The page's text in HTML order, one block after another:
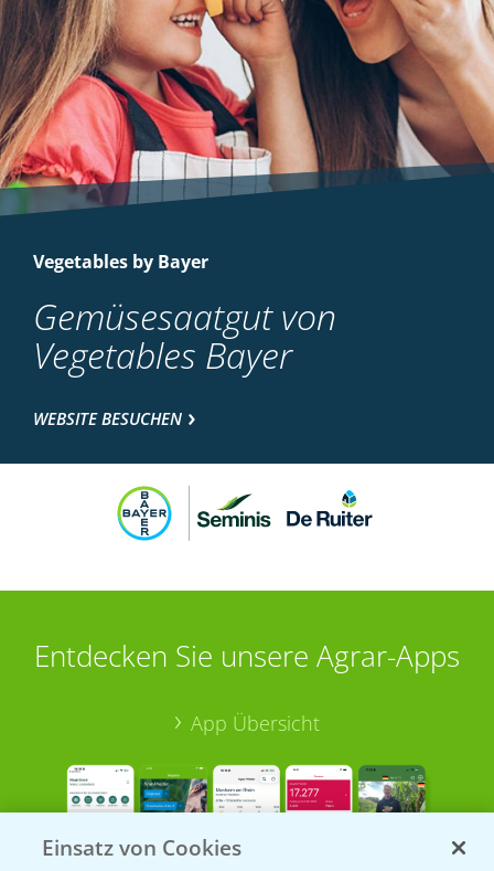
Vegetables by Bayer
Gemüsesaatgut von
Vegetables Bayer
WEBSITE BESUCHEN
Entdecken Sie unsere Agrar-Apps
App Übersicht
Einsatz von Cookies